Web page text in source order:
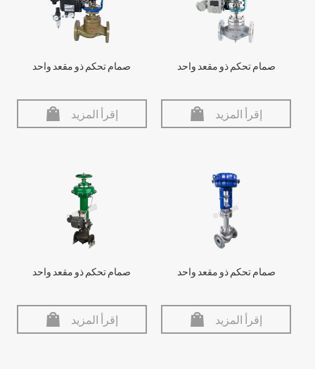
صمام تحكم ذو مقعد واحد
إقرأ المزيد
صمام تحكم ذو مقعد واحد
إقرأ المزيد
صمام تحكم ذو مقعد واحد
إقرأ المزيد
صمام تحكم ذو مقعد واحد
إقرأ المزيد